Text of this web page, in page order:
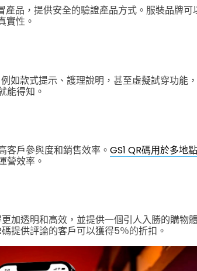
產品，提供安全的驗證產品方式。服裝品牌
實性。
如款式提示、護理說明，甚至虛擬試穿功能
能得知。
客戶參與度和銷售效率。 GS1 QR碼用於多地
營效率。
加透明和高效，並提供一個引人入勝的購物
提供評論的客戶可以獲得5％的折扣。